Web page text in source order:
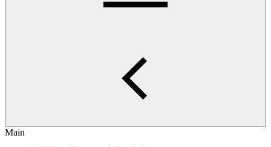
Main